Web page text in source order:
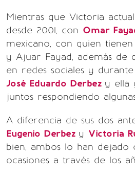
Mientras que Victoria
desde 2001, con Omar
mexicano, con quien
y Ajuar Fayad, además de
en redes sociales y
José Eduardo Derbez y ella
juntos respondiendo
A diferencia de sus dos
Eugenio Derbez y Victoria
bien, ambos lo han dejado
ocasiones a través de los